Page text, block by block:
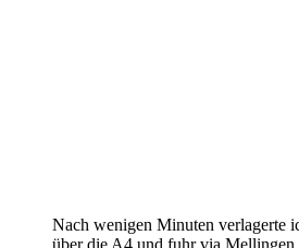
Nach wenigen Minuten verlagerte
über die A4 und fuhr via